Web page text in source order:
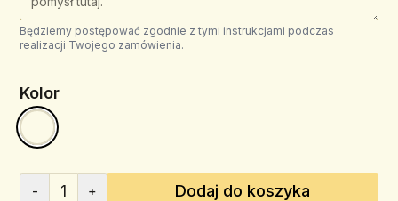
Będziemy postępować zgodnie z tymi instrukcjami podczas
realizacji Twojego zamówienia.
Kolor
- 1 + Dodaj do koszyka